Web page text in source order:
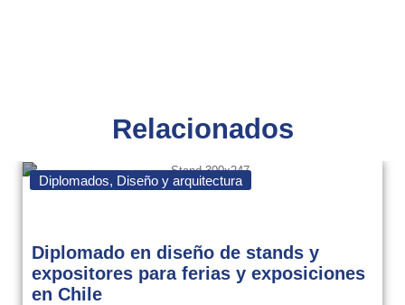
Relacionados
Diplomados, Diseño y arquitectura
Diplomado en diseño de stands y
expositores para ferias y exposiciones
en Chile